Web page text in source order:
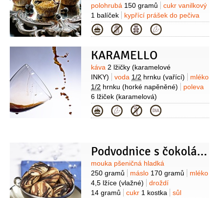
polohrubá 150 gramů
cukr vanilkový
1 balíček
kypřící prášek do pečiva
1 lžička
sůl 1 špetka
3 kusy
mák2 hrsti (nebo přísady
rozinky aj.) )
poleva(bílá nebo
šlehačka)
Kategorie
KARAMELLO
Suroviny
káva 2 lžičky (karamelové
INKY)
voda 1/2 hrnku (vařící)
mléko
1/2 hrnku (horké napěněné)
poleva
6 lžiček (karamelová)
Kategorie
Podvodnice s čokoládou
Suroviny
mouka pšeničná hladká
250 gramů
máslo 170 gramů
mléko
4,5 lžíce (vlažné)
droždí
14 gramů
cukr 1 kostka
sůl